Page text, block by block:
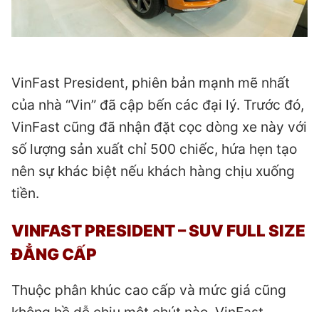
VinFast President, phiên bản mạnh mẽ nhất
của nhà “Vin” đã cập bến các đại lý. Trước đó,
VinFast cũng đã nhận đặt cọc dòng xe này với
số lượng sản xuất chỉ 500 chiếc, hứa hẹn tạo
nên sự khác biệt nếu khách hàng chịu xuống
tiền.
VINFAST PRESIDENT – SUV FULL SIZE
ĐẲNG CẤP
Thuộc phân khúc cao cấp và mức giá cũng